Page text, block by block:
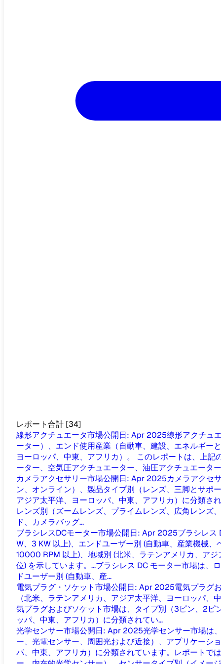
レポート合計 [34]
線形アクチュエータ市場公開日: Apr 2025線形アクチュ
ーター）、エンド使用産業（自動車、建設、エネルギー
ヨーロッパ、中東、アフリカ）。 このレポートは、上記
ーター、空気圧アクチュエーター、油圧アクチュエータ
カメラアクセサリー市場公開日: Apr 2025カメラアクセ
ン、オンライン）、製品タイプ別（レンズ、三脚とサポ
アジア太平洋、ヨーロッパ、中東、アフリカ）に分類さ
レンズ別（ズームレンズ、プライムレンズ、広角レンズ
ド、カメラバッグ...
ブラシレスDCモーター市場公開日: Apr 2025ブラシレス
W、3 KW 以上)、エンドユーザー別 (自動車、産業機械
10000 RPM 以上)、地域別 (北米、ラテンアメリカ、ア
位) を示しています。...ブラシレス DC モーター市場は、
ドユーザー別 (自動車、産...
電気プラグ・ソケット市場公開日: Apr 2025電気プラグ
（北米、ラテンアメリカ、アジア太平洋、ヨーロッパ
気プラグおよびソケット市場は、タイプ別（3ピン、2
ッパ、中東、アフリカ）に分類されてい...
光学センサー市場公開日: Apr 2025光学センサー市場は
ー、光電センサー、周囲光および近接）、アプリケーシ
パ、中東、アフリカ）に分類されています。レポートで